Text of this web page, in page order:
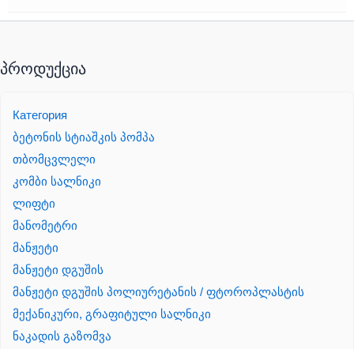
პროდუქცია
Категория
ბეტონის სტიაშკის პომპა
თბომცვლელი
კომბი სალნიკი
ლიფტი
მანომეტრი
მანჟეტი
მანჟეტი დგუშის
მანჟეტი დგუშის პოლიურეტანის / ფტოროპლასტის
მექანიკური, გრაფიტული სალნიკი
ნაკადის გაზომვა